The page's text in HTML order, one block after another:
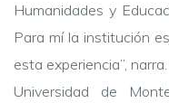
Humanidades y
Para mí la institución
esta experiencia”,
Universidad de